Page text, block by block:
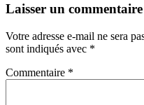
Laisser un commentaire
Votre adresse e-mail ne sera
sont indiqués avec *
Commentaire *